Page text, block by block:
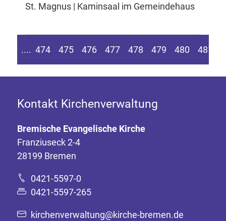
St. Magnus | Kaminsaal im Gemeindehaus
Seite springen
Zur vorherigen Seite
.... 474 475 476 477 478 479 480 481
Kontakt Kirchenverwaltung
Bremische Evangelische Kirche
Franziuseck 2-4
28199 Bremen
0421-5597-0
0421-5597-265
kirchenverwaltung@kirche-bremen.de